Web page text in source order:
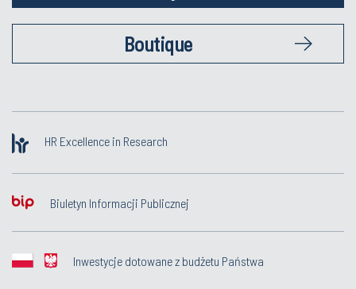
Boutique
HR Excellence in Research
Biuletyn Informacji Publicznej
Inwestycje dotowane z budżetu Państwa